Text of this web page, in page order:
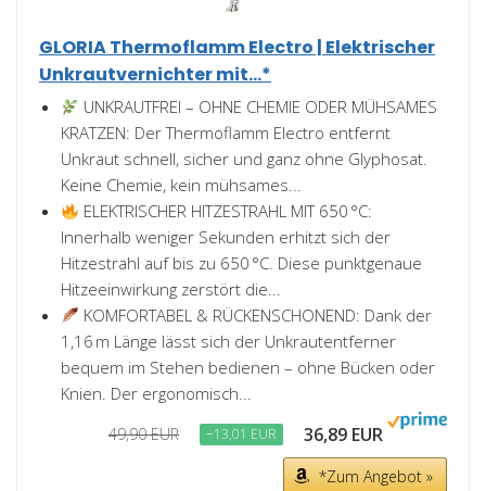
GLORIA Thermoflamm Electro | Elektrischer
Unkrautvernichter mit...*
UNKRAUTFREI – OHNE CHEMIE ODER MÜHSAMES
KRATZEN: Der Thermoflamm Electro entfernt
Unkraut schnell, sicher und ganz ohne Glyphosat.
Keine Chemie, kein mühsames...
ELEKTRISCHER HITZESTRAHL MIT 650 °C:
Innerhalb weniger Sekunden erhitzt sich der
Hitzestrahl auf bis zu 650 °C. Diese punktgenaue
Hitzeeinwirkung zerstört die...
KOMFORTABEL & RÜCKENSCHONEND: Dank der
1,16 m Länge lässt sich der Unkrautentferner
bequem im Stehen bedienen – ohne Bücken oder
Knien. Der ergonomisch...
49,90 EUR −13,01 EUR 36,89 EUR
*Zum Angebot »